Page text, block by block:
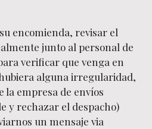
encomienda, revisar el
junto al personal de
verificar que venga en
alguna irregularidad,
empresa de envíos
y rechazar el despacho)
un mensaje via